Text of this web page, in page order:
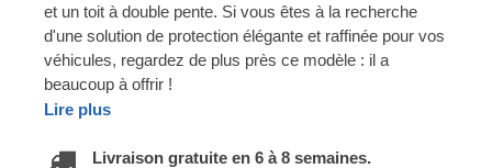
et un toit à double pente. Si vous êtes à la recherche
d'une solution de protection élégante et raffinée pour vos
véhicules, regardez de plus près ce modèle : il a
beaucoup à offrir !
Lire plus
Livraison gratuite en 6 à 8 semaines.